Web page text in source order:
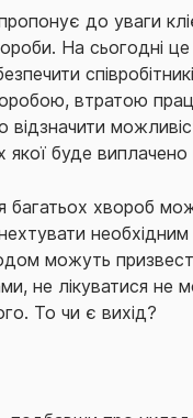
до уваги
На сьогодні
втратою
відзначити
якої буде виплачено
багатьох хвороб
можуть
не лікуватися не
То чи є вихід?